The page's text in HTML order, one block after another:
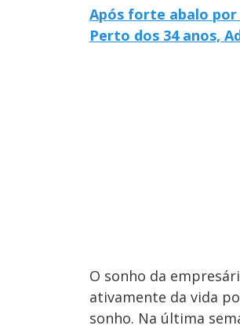
Após forte abalo por
Perto dos 34 anos,
O sonho da
ativamente da vida
sonho. Na última